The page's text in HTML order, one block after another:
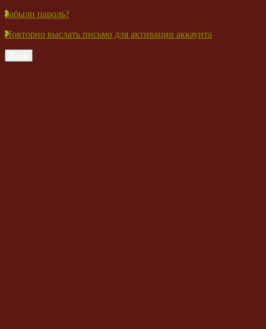
Забыли пароль?
Повторно выслать письмо для активации аккаунта